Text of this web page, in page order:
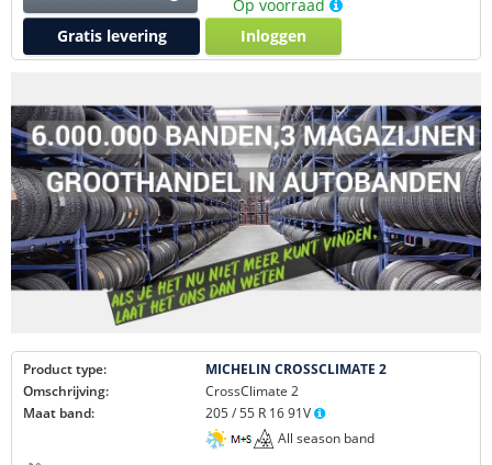
Op voorraad
Inloggen
Gratis levering
Product type:
MICHELIN CROSSCLIMATE 2
Omschrijving:
CrossClimate 2
Maat band:
205 / 55 R 16 91V
All season band